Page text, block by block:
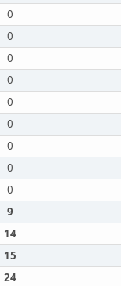
0
0
0
0
0
0
0
0
0
9
14
15
24